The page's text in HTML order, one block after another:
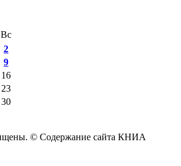
Вс
2
9
16
23
30
© Содержание сайта КНИА